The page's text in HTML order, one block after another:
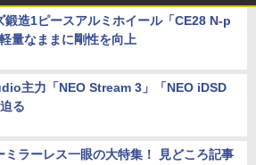
鍛造1ピースアルミホイール「CE28 N-p
量なままに剛性を向上
主力「NEO Stream 3」「NEO iDSD
る
ミラーレス一眼の大特集！ 見どころ記事